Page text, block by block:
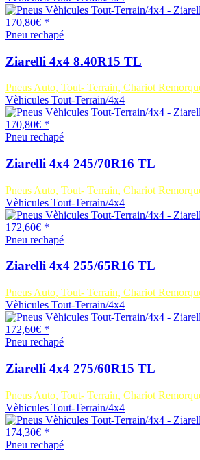
170,80€ *
Pneu rechapé
Ziarelli 4x4 8.40R15 TL
Pneus Auto, Tout- Terrain, Chariot
Vèhicules Tout-Terrain/4x4
170,80€ *
Pneu rechapé
Ziarelli 4x4 245/70R16 TL
Pneus Auto, Tout- Terrain, Chariot
Vèhicules Tout-Terrain/4x4
172,60€ *
Pneu rechapé
Ziarelli 4x4 255/65R16 TL
Pneus Auto, Tout- Terrain, Chariot
Vèhicules Tout-Terrain/4x4
172,60€ *
Pneu rechapé
Ziarelli 4x4 275/60R15 TL
Pneus Auto, Tout- Terrain, Chariot
Vèhicules Tout-Terrain/4x4
174,30€ *
Pneu rechapé